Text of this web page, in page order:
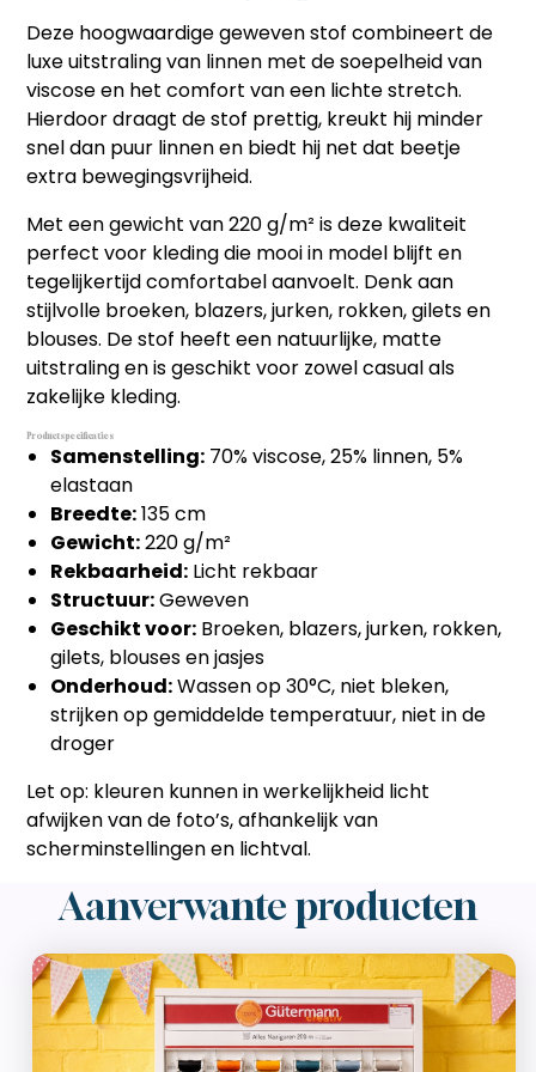
Deze hoogwaardige geweven stof combineert de
luxe uitstraling van linnen met de soepelheid van
viscose en het comfort van een lichte stretch.
Hierdoor draagt de stof prettig, kreukt hij minder
snel dan puur linnen en biedt hij net dat beetje
extra bewegingsvrijheid.
Met een gewicht van 220 g/m² is deze kwaliteit
perfect voor kleding die mooi in model blijft en
tegelijkertijd comfortabel aanvoelt. Denk aan
stijlvolle broeken, blazers, jurken, rokken, gilets en
blouses. De stof heeft een natuurlijke, matte
uitstraling en is geschikt voor zowel casual als
zakelijke kleding.
Productspecificaties
Samenstelling: 70% viscose, 25% linnen, 5%
elastaan
Breedte:135 cm
Gewicht:220 g/m²
Rekbaarheid: Licht rekbaar
Structuur:Geweven
Geschikt voor: Broeken, blazers, jurken, rokken,
gilets, blouses en jasjes
Onderhoud:Wassen op 30°C, niet bleken,
strijken op gemiddelde temperatuur, niet in de
droger
Let op: kleuren kunnen in werkelijkheid licht
afwijken van de foto’s, afhankelijk van
scherminstellingen en lichtval.
Aanverwante producten
Snel en eenvoudig bestellen
Met één klik je favoriete producten opnieuw bestellen
zonder zoeken of invoeren, ideaal voor frequente klanten
die tijd willen besparen.
Automatisch onthouden van
(bedrijfs)gegevens
telkens opnieuw in te voeren, wat het bestelproces
soepeler en efficiënter maakt.
Hulp nodig bij het aanmaken van je account, of wil je
persoonlijk advies op maat van jouw wensen?
Bel ons op
06 27 55 3550
of stuur een mail naar
sonja@sdsstoffen.nl.
persoonlijk advies op maat van jouw wensen?
Bel ons op06 27 55 3550of stuur een mail naar
sonja@sdsstoffen.nl.
annuleren
Snel en eenvoudig bestellen
Met één klik je favoriete producten opnieuw bestellen
zonder zoeken of invoeren, ideaal voor frequente klanten
die tijd willen besparen.
Automatisch onthouden van
(bedrijfs)gegevens
telkens opnieuw in te voeren, wat het bestelproces
soepeler en efficiënter maakt.
Hulp nodig bij het aanmaken van je account, of wil je
persoonlijk advies op maat van jouw wensen?
Bel ons op06 27 55 3550of stuur een mail naar
sonja@sdsstoffen.nl.